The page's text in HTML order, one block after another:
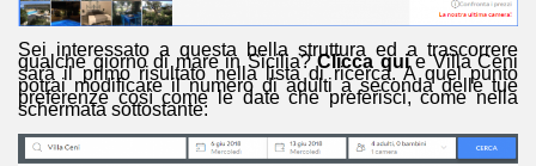
Sei interessato a questa bella struttura ed a trascorrere
qualche giorno di mare in Sicilia?Clicca qui e Villa Ceni
sarà il primo risultato nella lista di ricerca. A quel punto
potrai modificare il numero di adulti a seconda delle tue
preferenze così come le date che preferisci, come nella
schermata sottostante: